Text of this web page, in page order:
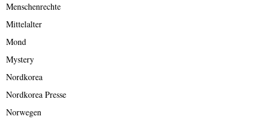
Menschenrechte
Mittelalter
Mond
Mystery
Nordkorea
Nordkorea Presse
Norwegen